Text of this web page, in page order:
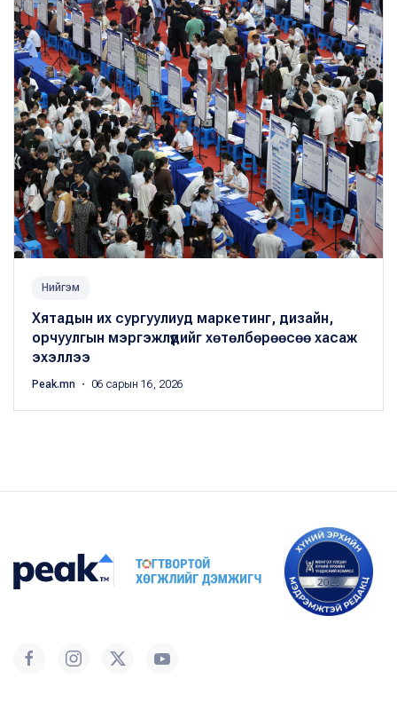
Нийгэм
Хятадын их сургуулиуд маркетинг, дизайн,
орчуулгын мэргэжлүүдийг хөтөлбөрөөсөө хасаж
эхэллээ
Peak.mn ・ 06 сарын 16, 2026